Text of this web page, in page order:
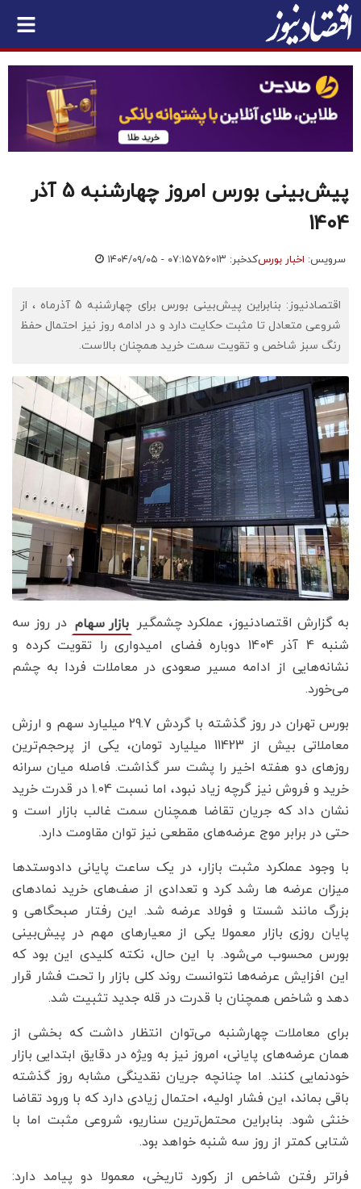
پیش‌بینی بورس امروز چهارشنبه 5 آذر
1404
سرویس: اخبار بورسکدخبر: ۷۵۶۰۱۳ ۱۴۰۴/۰۹/۰۵ - ۰۷:۱۵
اقتصادنیوز: بنابراین پیش‌بینی بورس برای چهارشنبه 5 آذرماه ، از
شروعی متعادل تا مثبت حکایت دارد و در ادامه روز نیز احتمال حفظ
رنگ سبز شاخص و تقویت سمت خرید همچنان بالاست.
به گزارش اقتصادنیوز، عملکرد چشمگیر بازار سهام در روز سه
شنبه 4 آذر 1404 دوباره فضای امیدواری را تقویت کرده و
نشانه‌هایی از ادامه مسیر صعودی در معاملات فردا به چشم
می‌خورد.
بورس تهران در روز گذشته با گردش 29.7 میلیارد سهم و ارزش
معاملاتی بیش از 11423 میلیارد تومان، یکی از پرحجم‌ترین
روزهای دو هفته اخیر را پشت سر گذاشت. فاصله میان سرانه
خرید و فروش نیز گرچه زیاد نبود، اما نسبت 1.04 در قدرت خرید
نشان داد که جریان تقاضا همچنان سمت غالب بازار است و
حتی در برابر موج عرضه‌های مقطعی نیز توان مقاومت دارد.
با وجود عملکرد مثبت بازار، در یک ساعت پایانی دادوستدها
میزان عرضه ها رشد کرد و تعدادی از صف‌های خرید نمادهای
بزرگ مانند شستا و فولاد عرضه شد. این رفتار صبحگاهی و
پایان روزی بازار معمولا یکی از معیارهای مهم در پیش‌بینی
بورس محسوب می‌شود. با این حال، نکته کلیدی این بود که
این افزایش عرضه‌ها نتوانست روند کلی بازار را تحت فشار قرار
دهد و شاخص همچنان با قدرت در قله جدید تثبیت شد.
برای معاملات چهارشنبه می‌توان انتظار داشت که بخشی از
همان عرضه‌های پایانی، امروز نیز به ویژه در دقایق ابتدایی بازار
خودنمایی کنند. اما چنانچه جریان نقدینگی مشابه روز گذشته
باقی بماند، این فشار اولیه، احتمال زیادی دارد که با ورود تقاضا
خنثی شود. بنابراین محتمل‌ترین سناریو، شروعی مثبت اما با
شتابی کمتر از روز سه شنبه خواهد بود.
فراتر رفتن شاخص از رکورد تاریخی، معمولا دو پیامد دارد: